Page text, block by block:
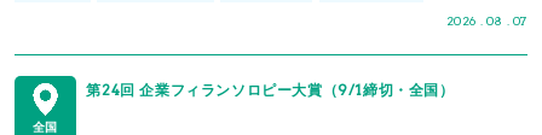
2026 . 08 . 07
全国
第24回 企業フィランソロピー大賞（9/1締切・全国）